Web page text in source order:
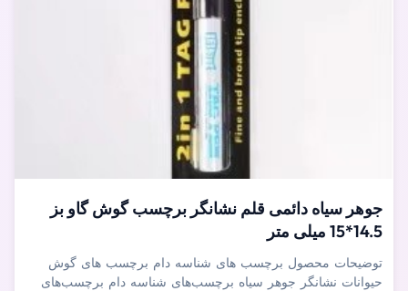
جوهر سیاه دائمی قلم نشانگر برچسب گوش گاو بز
14.5*15 میلی متر
توضیحات محصول برچسب های شناسه دام برچسب های گوش
حیوانات نشانگر جوهر سیاه برچسب‌های شناسه دام برچسب‌های